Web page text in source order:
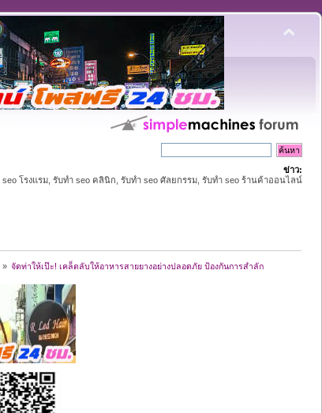
ข่าว:
seo โรงแรม, รับทำ seo คลินิก, รับทำ seo ศัลยกรรม, รับทำ seo ร้านค้าออนไลน์
» จัดท่าให้เป๊ะ! เคล็ดลับให้อาหารสายยางอย่างปลอดภัย ป้องกันการสำลัก